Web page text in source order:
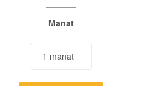
Manat